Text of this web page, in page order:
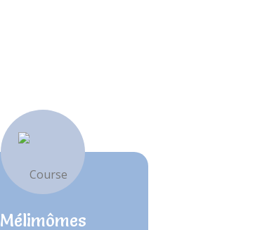
Mélimômes